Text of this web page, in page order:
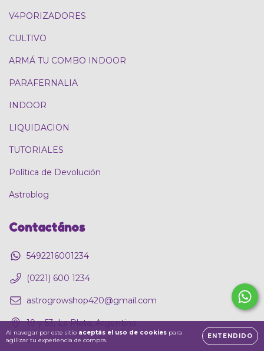
Al navegar por este sitio aceptás el uso de cookies para
agilizar tu experiencia de compra.
ENTENDIDO
V4PORIZADORES
CULTIVO
ARMÁ TU COMBO INDOOR
PARAFERNALIA
INDOOR
LIQUIDACION
TUTORIALES
Política de Devolución
Astroblog
Contactános
5492216001234
(0221) 600 1234
astrogrowshop420@gmail.com
19 y 53, La Plata, Argentina